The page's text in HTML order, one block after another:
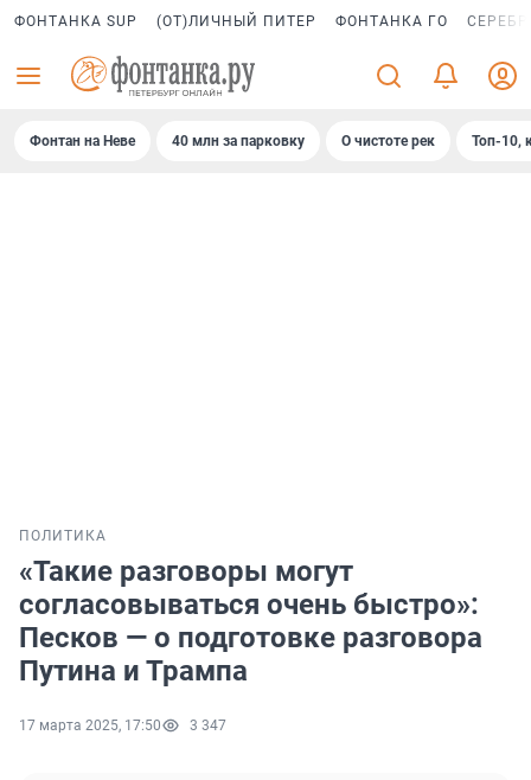
ФОНТАНКА SUP (ОТ)ЛИЧНЫЙ ПИТЕР ФОНТАНКА ГО
Фонтан на Неве 40 млн за парковку О чистоте рек Топ-10,
ПОЛИТИКА
«Такие разговоры могут
согласовываться очень быстро»:
Песков — о подготовке разговора
Путина и Трампа
17 марта 2025, 17:50 3 347